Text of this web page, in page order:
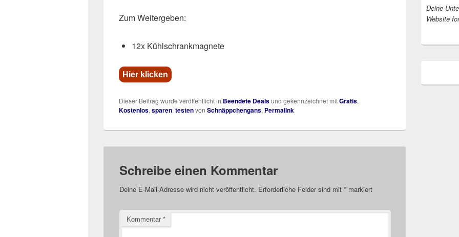
Zum Weitergeben:
12x Kühlschrankmagnete
Hier klicken
Dieser Beitrag wurde veröffentlicht in Beendete Dealsund gekennzeichnet mitGratis,
Kostenlos, sparen, testenvon Schnäppchengans. Permalink
Schreibe einen Kommentar
Deine E-Mail-Adresse wird nicht veröffentlicht. Erforderliche Felder sind mit * markiert
Kommentar*
Deine
Website